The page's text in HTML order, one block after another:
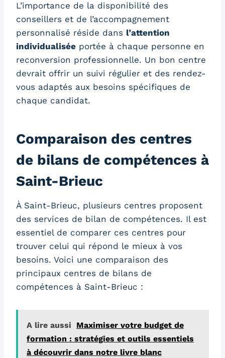
L’importance de la disponibilité des
conseillers et de l’accompagnement
personnalisé réside dans l’attention
individualisée portée à chaque personne en
reconversion professionnelle. Un bon centre
devrait offrir un suivi régulier et des rendez-
vous adaptés aux besoins spécifiques de
chaque candidat.
Comparaison des centres
de bilans de compétences à
Saint-Brieuc
À Saint-Brieuc, plusieurs centres proposent
des services de bilan de compétences. Il est
essentiel de comparer ces centres pour
trouver celui qui répond le mieux à vos
besoins. Voici une comparaison des
principaux centres de bilans de
compétences à Saint-Brieuc :
A lire aussi
Maximiser votre budget de
formation : stratégies et outils essentiels
à découvrir dans notre livre blanc